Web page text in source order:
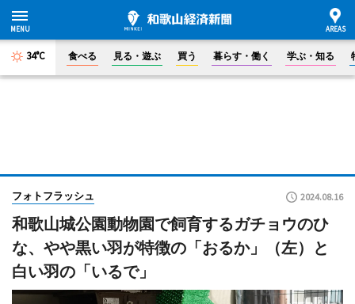
34°C 食べる 見る・遊ぶ 買う 暮らす・働く 学ぶ・知る
フォトフラッシュ 2024.08.16
和歌山城公園動物園で飼育するガチョウのひ
な、やや黒い羽が特徴の「おるか」（左）と
白い羽の「いるで」